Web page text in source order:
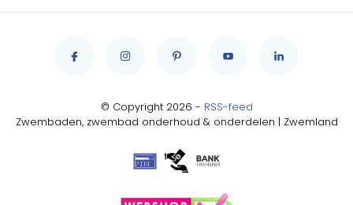
© Copyright 2026 - RSS-feed
Zwembaden, zwembad onderhoud & onderdelen | Zwemland